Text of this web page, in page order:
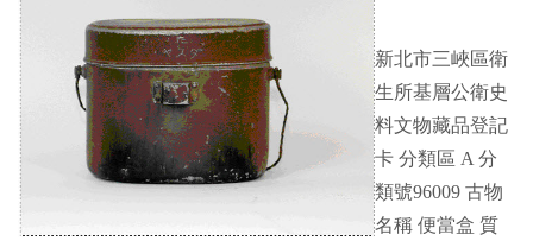
新北市三峽區衛
生所基層公衛史
料文物藏品登記
卡 分類區 A 分
類號96009 古物
名稱 便當盒 質